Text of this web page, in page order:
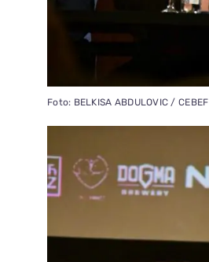
Foto: BELKISA ABDULOVIC / CEBEF